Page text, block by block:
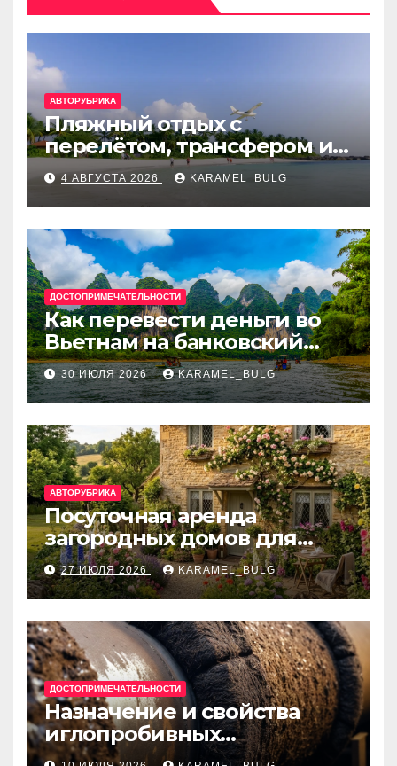
АВТОРУБРИКА
Пляжный отдых с
перелётом, трансфером и
отелем на Мальдивах, в
Турции, Греции, Таиланде
и Европе
4 АВГУСТА 2026 KARAMEL_BULG
ДОСТОПРИМЕЧАТЕЛЬНОСТИ
Как перевести деньги во
Вьетнам на банковский
счёт: VietcomBank, BIDV,
Techcombank и другие
банки
30 ИЮЛЯ 2026 KARAMEL_BULG
АВТОРУБРИКА
Посуточная аренда
загородных домов для
отдыха
27 ИЮЛЯ 2026 KARAMEL_BULG
ДОСТОПРИМЕЧАТЕЛЬНОСТИ
Назначение и свойства
иглопробивных
базальтовых огнеупорных